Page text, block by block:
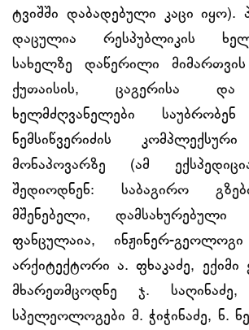
ტვიშში დაბადებული კაცი იყო).
დაცულია რესპუბლიკის
სახელზე დაწერილი
ქუთაისის, ცაგერისა და
ხელმძღვანელები
ნემსიწვერიძის კომპლექსური
მონაპოვარზე (ამ
შედიოდნენ: საბაგირო
მშენებელი,
ფანცულაია, ინჟინერ-
არქიტექტორი ა. ფხაკაძე,
მხარეთმცოდნე ჯ.
სპელეოლოგები მ. ჭიჭინაძე, ნ.